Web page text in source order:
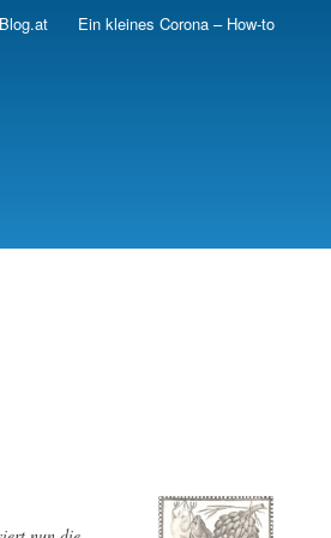
Ein kleines Corona – How-to